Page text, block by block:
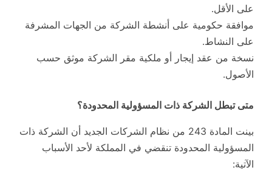
على الأقل.
موافقة حكومية على أنشطة الشركة من الجهات المشرفة
على النشاط.
نسخة من عقد إيجار أو ملكية مقر الشركة موثق حسب
الأصول.
متى تبطل الشركة ذات المسؤولية المحدودة؟
بينت المادة 243 من نظام الشركات الجديد أن الشركة ذات
المسؤولية المحدودة تنقضي في المملكة لأحد الأسباب
الآتية: